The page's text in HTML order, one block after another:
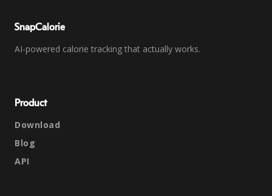
SnapCalorie
AI-powered calorie tracking that actually works.
Product
Download
Blog
API